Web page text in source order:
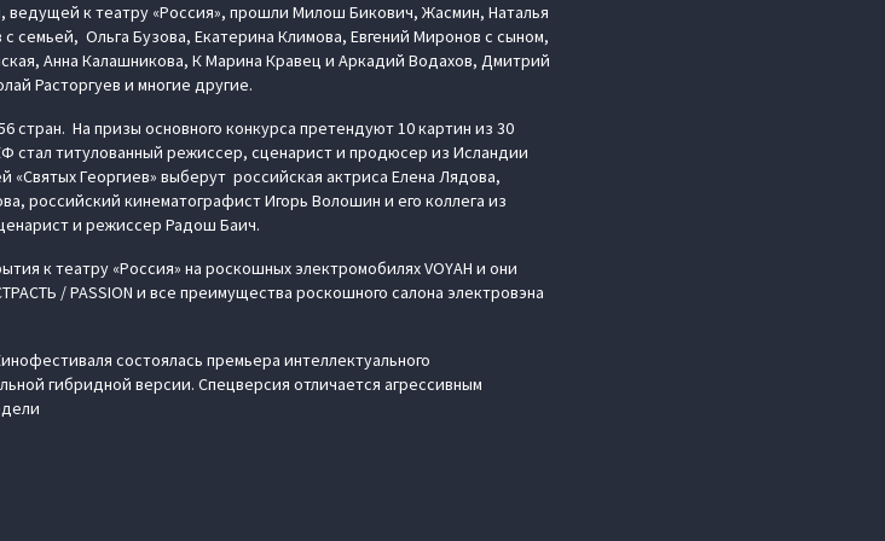
к театру «Россия», прошли Милош Бикович, Жасмин, Наталья
семьей, Ольга Бузова, Екатерина Климова, Евгений Миронов с сыном,
Анна Калашникова, К Марина Кравец и Аркадий Водахов, Дмитрий
Расторгуев и многие другие.
На призы основного конкурса претендуют 10 картин из 30
стал титулованный режиссер, сценарист и продюсер из Исландии
Георгиев» выберут российская актриса Елена Лядова,
российский кинематографист Игорь Волошин и его коллега из
и режиссер Радош Баич.
к театру «Россия» на роскошных электромобилях VOYAH и они
/ PASSION и все преимущества роскошного салона электровэна
состоялась премьера интеллектуального
гибридной версии. Спецверсия отличается агрессивным